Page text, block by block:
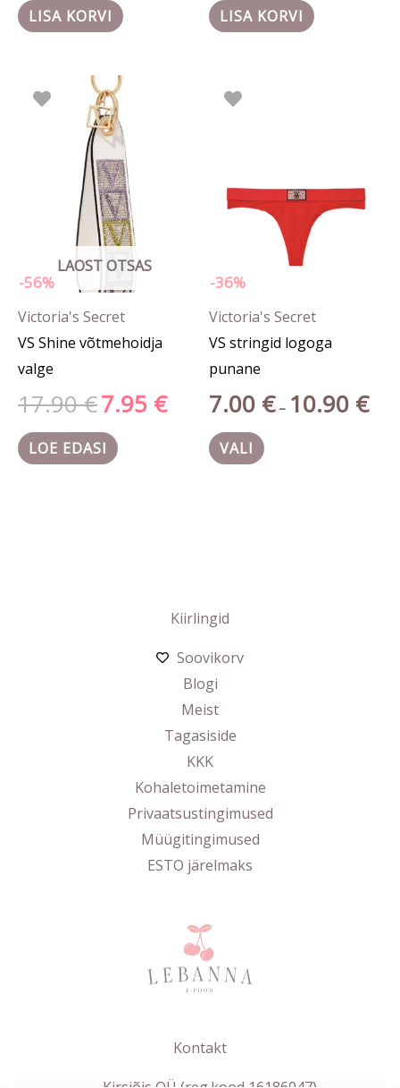
LISA KORVI LISA KORVI
-56%
LAOST OTSAS
Victoria's Secret
VS Shine võtmehoidja
valge
17.90€
Algne
hind
oli:
17.90 €.
7.95 €
LOE EDASI
-36%
Victoria's Secret
VS stringid logoga
punane
7.00 € – 10.90 €
VALI
varianti.
Valikuid
saab
teha
Kontakt
Kiirlingid
Soovikorv
Blogi
Meist
Tagasiside
KKK
Kohaletoimetamine
Privaatsustingimused
Müügitingimused
ESTO järelmaks